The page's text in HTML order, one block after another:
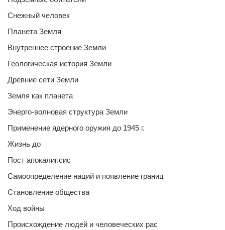
Снежный человек
Планета Земля
Внутреннее строение Земли
Геологическая история Земли
Древние сети Земли
Земля как планета
Энерго-волновая структура Земли
Применение ядерного оружия до 1945 г.
Жизнь до
Пост апокалипсис
Самоопределение наций и появление границ
Становление общества
Ход войны
Происхождение людей и человеческих рас